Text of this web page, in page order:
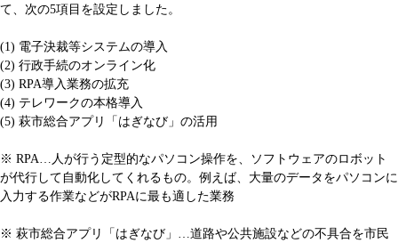
て、次の5項目を設定しました。
(1) 電子決裁等システムの導入
(2) 行政手続のオンライン化
(3) RPA導入業務の拡充
(4) テレワークの本格導入
(5) 萩市総合アプリ「はぎなび」の活用
※ RPA…人が行う定型的なパソコン操作を、ソフトウェアのロボット
が代行して自動化してくれるもの。例えば、大量のデータをパソコンに
入力する作業などがRPAに最も適した業務
※ 萩市総合アプリ「はぎなび」…道路や公共施設などの不具合を市民